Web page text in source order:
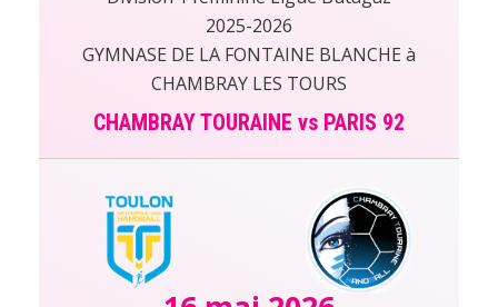
2025-2026
GYMNASE DE LA FONTAINE BLANCHE à
CHAMBRAY LES TOURS
CHAMBRAY TOURAINE vs PARIS 92